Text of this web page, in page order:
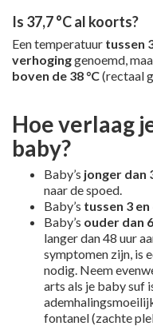
Is 37,7 °C al koorts?
Een temperatuur tussen
verhoginggenoemd,
boven de 38 °C(rectaal
Hoe verlaag
baby?
Baby’s jonger dan
naar de spoed.
Baby’s tussen 3
Baby’s ouder dan
langer dan 48 uur
symptomen zijn, is
nodig. Neem
arts als je baby suf
fontanel (zachte